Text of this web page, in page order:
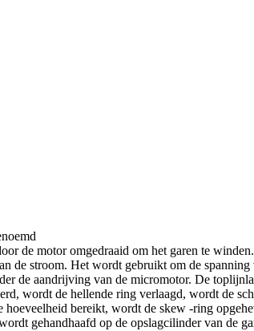
de motor omgedraaid om het garen te
de stroom. Het wordt gebruikt om de spanning
de aandrijving van de micromotor. De
wordt de hellende ring verlaagd, wordt de
bereikt, wordt de skew -ring
gehandhaafd op de opslagcilinder van de